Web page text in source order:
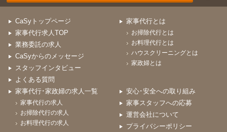
CaSyトップページ
家事代行求人TOP
業務委託の求人
CaSyからのメッセージ
スタッフインタビュー
よくある質問
家事代行とは
お掃除代行とは
お料理代行とは
ハウスクリーニングとは
家政婦とは
家事代行･家政婦の求人一覧
家事代行の求人
お掃除代行の求人
お料理代行の求人
安心･安全への取り組み
家事スタッフへの応募
運営会社について
プライバシーポリシー